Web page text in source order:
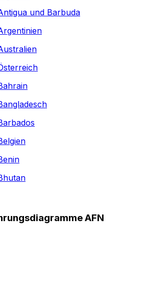
und Barbuda
AFN